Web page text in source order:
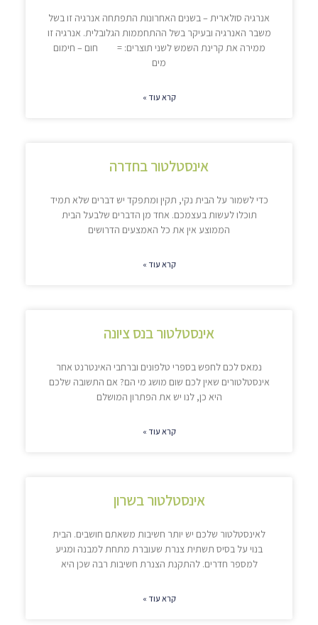
אנרגיה סולארית – בשנים האחרונות התפתחה אנרגיה זו בשל
משבר האנרגיה ובעיקר בשל ההתחממות הגלובלית. אנרגיה זו
ממירה את קרינת השמש לשני תוצרים: = חום – חימום
מים
קרא עוד »
אינסטלטור בחדרה
כדי לשמור על הבית נקי, תקין ומתפקד יש דברים שלא תמיד
תוכלו לעשות בעצמכם. אחד מן הדברים שלבעל הבית
הממוצע אין את כל האמצעים הדרושים
קרא עוד »
אינסטלטור בנס ציונה
נמאס לכם לחפש בספרי טלפונים וברחבי האינטרנט אחר
אינסטלטורים שאין לכם שום מושג מי הם? אם התשובה שלכם
היא כן, לנו יש את הפתרון המושלם
קרא עוד »
אינסטלטור בשרון
לאינסטלטור שלכם יש יותר חשיבות משאתם חושבים. הבית
בנוי על בסיס תשתית צנרת שעוברת מתחת למבנה ומגיע
למספר חדרים. להתקנת הצנרת חשיבות רבה שכן היא
קרא עוד »